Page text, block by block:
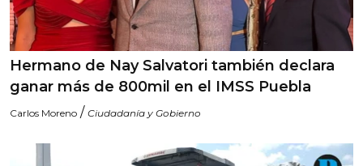
Hermano de Nay Salvatori también declara
ganar más de 800mil en el IMSS Puebla
Carlos Moreno / Ciudadanía y Gobierno